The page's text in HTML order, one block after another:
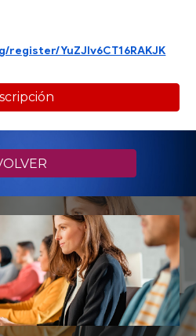
YuZJlv6CT16RAKJK